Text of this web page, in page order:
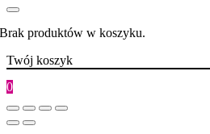
Brak produktów w koszyku.
Twój koszyk
0